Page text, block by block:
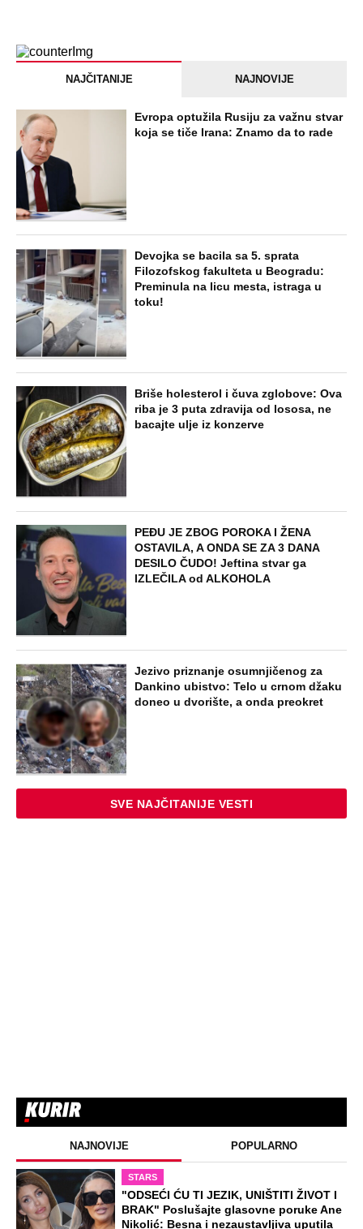
NAJNOVIJE POPULARNO
"ODSEĆI ĆU TI JEZIK, UNIŠTITI ŽIVOT I
BRAK" Poslušajte glasovne poruke Ane
Nikolić: Besna i nezaustavljiva uputila
brutalne uvrede i pretnje Slobinoj Jeleni
STARS
U ELITI 10 BIĆE NEVIĐEN HAOS! Ovo su
do sada potvrđeni učesnici, stari računi
EXTERNAL ARTICLES
Dijana se posle 5 godina vratila iz
Nemačke i posetila ćerkin grob, kod
spomenika joj prilazi čovek i govori:
"Znam devojku sa slike, udala se
nedavno"
STARS
"NEMOJ VIŠE NIKADA DA SI POSLALA
PORUKU MOM RALETU!" Ana Nikolić
žestoko napala ženu Slobe Radanovića
put posetio Beograd, pa ostao zatečen:
Evo šta ga je najviše iznenadilo u Srbiji